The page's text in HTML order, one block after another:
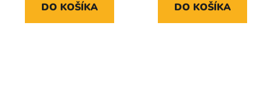
DO KOŠÍKA DO KOŠÍKA